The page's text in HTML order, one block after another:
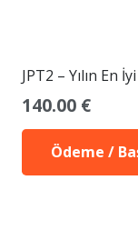
JPT2 – Yılın En
140.00 €
Ödeme /